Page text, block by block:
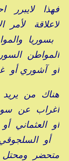
فهذا لايبرر
لاعلاقة لأمر
بسوريا
المواطن
أو آشوري أو
هناك من
أغراب عن
او العثماني
أو
متحضر